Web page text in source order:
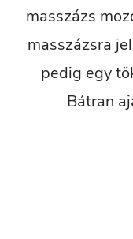
masszázs
masszázsra
pedig egy
Bátran